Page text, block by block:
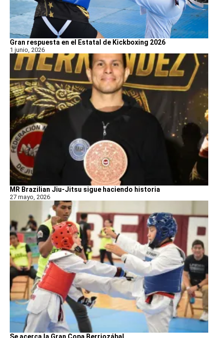
Gran respuesta en el Estatal de Kickboxing 2026
1 junio, 2026
MR Brazilian Jiu-Jitsu sigue haciendo historia
27 mayo, 2026